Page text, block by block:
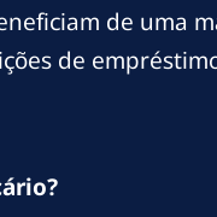
de uma
de